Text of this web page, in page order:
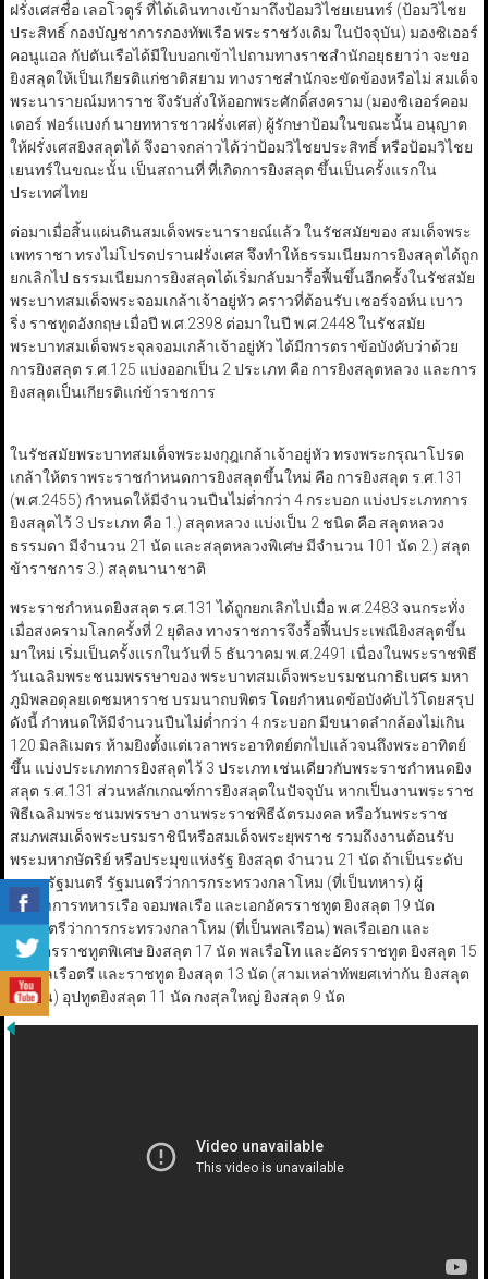
ฝรั่งเศสชื่อ เลอโวตูร์ ที่ได้เดินทางเข้ามาถึงป้อมวิไชยเยนทร์ (ป้อมวิไชย
ประสิทธิ์ กองบัญชาการกองทัพเรือ พระราชวังเดิม ในปัจจุบัน) มองซิเออร์
คอนูแอล กัปตันเรือได้มีใบบอกเข้าไปถามทางราชสำนักอยุธยาว่า จะขอ
ยิงสลุตให้เป็นเกียรติแก่ชาติสยาม ทางราชสำนักจะขัดข้องหรือไม่ สมเด็จ
พระนารายณ์มหาราช จึงรับสั่งให้ออกพระศักดิ์สงคราม (มองซิเออร์คอม
เดอร์ ฟอร์แบงก์ นายทหารชาวฝรั่งเศส) ผู้รักษาป้อมในขณะนั้น อนุญาต
ให้ฝรั่งเศสยิงสลุตได้ จึงอาจกล่าวได้ว่าป้อมวิไชยประสิทธิ์ หรือป้อมวิไชย
เยนทร์ในขณะนั้น เป็นสถานที่ ที่เกิดการยิงสลุต ขึ้นเป็นครั้งแรกใน
ประเทศไทย
ต่อมาเมื่อสิ้นแผ่นดินสมเด็จพระนารายณ์แล้ว ในรัชสมัยของ สมเด็จพระ
เพทราชา ทรงไม่โปรดปรานฝรั่งเศส จึงทำให้ธรรมเนียมการยิงสลุตได้ถูก
ยกเลิกไป ธรรมเนียมการยิงสลุตได้เริ่มกลับมารื้อฟื้นขึ้นอีกครั้งในรัชสมัย
พระบาทสมเด็จพระจอมเกล้าเจ้าอยู่หัว คราวที่ต้อนรับ เซอร์จอห์น เบาว
ริ่ง ราชทูตอังกฤษ เมื่อปี พ.ศ.2398 ต่อมาในปี พ.ศ.2448 ในรัชสมัย
พระบาทสมเด็จพระจุลจอมเกล้าเจ้าอยู่หัว ได้มีการตราข้อบังคับว่าด้วย
การยิงสลุต ร.ศ.125 แบ่งออกเป็น 2 ประเภท คือ การยิงสลุตหลวง และการ
ยิงสลุตเป็นเกียรติแก่ข้าราชการ
ในรัชสมัยพระบาทสมเด็จพระมงกุฎเกล้าเจ้าอยู่หัว ทรงพระกรุณาโปรด
เกล้าให้ตราพระราชกำหนดการยิงสลุตขึ้นใหม่ คือ การยิงสลุต ร.ศ.131
(พ.ศ.2455) กำหนดให้มีจำนวนปืนไม่ต่ำกว่า 4 กระบอก แบ่งประเภทการ
ยิงสลุตไว้ 3 ประเภท คือ 1.) สลุตหลวง แบ่งเป็น 2 ชนิด คือ สลุตหลวง
ธรรมดา มีจำนวน 21 นัด และสลุตหลวงพิเศษ มีจำนวน 101 นัด 2.) สลุต
ข้าราชการ 3.) สลุตนานาชาติ
พระราชกำหนดยิงสลุต ร.ศ.131 ได้ถูกยกเลิกไปเมื่อ พ.ศ.2483 จนกระทั่ง
เมื่อสงครามโลกครั้งที่ 2 ยุติลง ทางราชการจึงรื้อฟื้นประเพณียิงสลุตขึ้น
มาใหม่ เริ่มเป็นครั้งแรกในวันที่ 5 ธันวาคม พ.ศ.2491 เนื่องในพระราชพิธี
วันเฉลิมพระชนมพรรษาของ พระบาทสมเด็จพระบรมชนกาธิเบศร มหา
ภูมิพลอดุลยเดชมหาราช บรมนาถบพิตร โดยกำหนดข้อบังคับไว้โดยสรุป
ดังนี้ กำหนดให้มีจำนวนปืนไม่ต่ำกว่า 4 กระบอก มีขนาดลำกล้องไม่เกิน
120 มิลลิเมตร ห้ามยิงตั้งแต่เวลาพระอาทิตย์ตกไปแล้วจนถึงพระอาทิตย์
ขึ้น แบ่งประเภทการยิงสลุตไว้ 3 ประเภท เช่นเดียวกับพระราชกำหนดยิง
สลุต ร.ศ.131 ส่วนหลักเกณฑ์การยิงสลุตในปัจจุบัน หากเป็นงานพระราช
พิธีเฉลิมพระชนมพรรษา งานพระราชพิธีฉัตรมงคล หรือวันพระราช
สมภพสมเด็จพระบรมราชินีหรือสมเด็จพระยุพราช รวมถึงงานต้อนรับ
พระมหากษัตริย์ หรือประมุขแห่งรัฐ ยิงสลุต จำนวน 21 นัด ถ้าเป็นระดับ
นายกรัฐมนตรี รัฐมนตรีว่าการกระทรวงกลาโหม (ที่เป็นทหาร) ผู้
บัญชาการทหารเรือ จอมพลเรือ และเอกอัครราชทูต ยิงสลุต 19 นัด
รัฐมนตรีว่าการกระทรวงกลาโหม (ที่เป็นพลเรือน) พลเรือเอก และ
เอกอัครราชทูตพิเศษ ยิงสลุต 17 นัด พลเรือโท และอัครราชทูต ยิงสลุต 15
นัด พลเรือตรี และราชทูต ยิงสลุต 13 นัด (สามเหล่าทัพยศเท่ากัน ยิงสลุต
เท่ากัน) อุปทูตยิงสลุต 11 นัด กงสุลใหญ่ ยิงสลุต 9 นัด